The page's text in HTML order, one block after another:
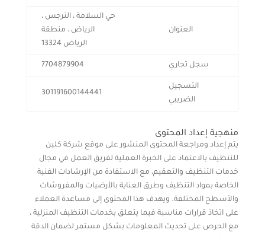
العنوان
حي السلامة ، النرجس ،
الرياض ، منطقة
الرياض 13324
سجل تجاري 7704879904
التسجيل
الضريبي
301191600144441
منهجية إعداد المحتوى
يتم إعداد ومراجعة المحتوى المنشور على موقع شركة كلين
للتنظيف بالاعتماد على الخبرة العملية لفريق العمل في مجال
خدمات التنظيف والتعقيم، مع الاستفادة من الإرشادات الفنية
الخاصة بمواد التنظيف وطرق العناية بالأرضيات والمفروشات
والأسطح المختلفة. ويهدف هذا المحتوى إلى مساعدة العملاء
على اتخاذ قرارات مناسبة فيما يتعلق بخدمات التنظيف المنزلية ،
مع الحرص على تحديث المعلومات بشكل مستمر لضمان الدقة